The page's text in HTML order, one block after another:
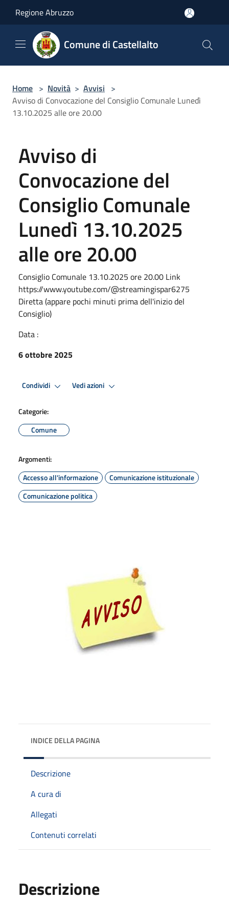
Regione Abruzzo
Comune di Castellalto
Home > Novità > Avvisi >
Avviso di Convocazione del Consiglio Comunale Lunedì
13.10.2025 alle ore 20.00
Avviso di
Convocazione del
Consiglio Comunale
Lunedì 13.10.2025
alle ore 20.00
Consiglio Comunale 13.10.2025 ore 20.00 Link
https://www.youtube.com/@streamingispar6275
Diretta (appare pochi minuti prima dell'inizio del
Consiglio)
Data :
6 ottobre 2025
Condividi Vedi azioni
Categorie:
Comune
Argomenti:
Accesso all'informazione
Comunicazione istituzionale
Comunicazione politica
INDICE DELLA PAGINA
Descrizione
A cura di
Allegati
Contenuti correlati
Descrizione